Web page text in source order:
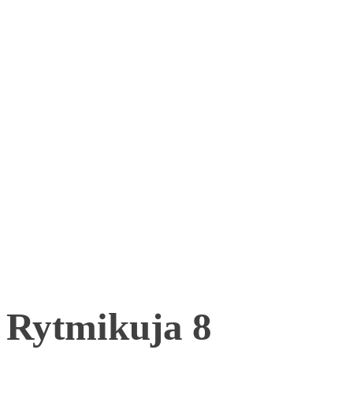
Rytmikuja 8